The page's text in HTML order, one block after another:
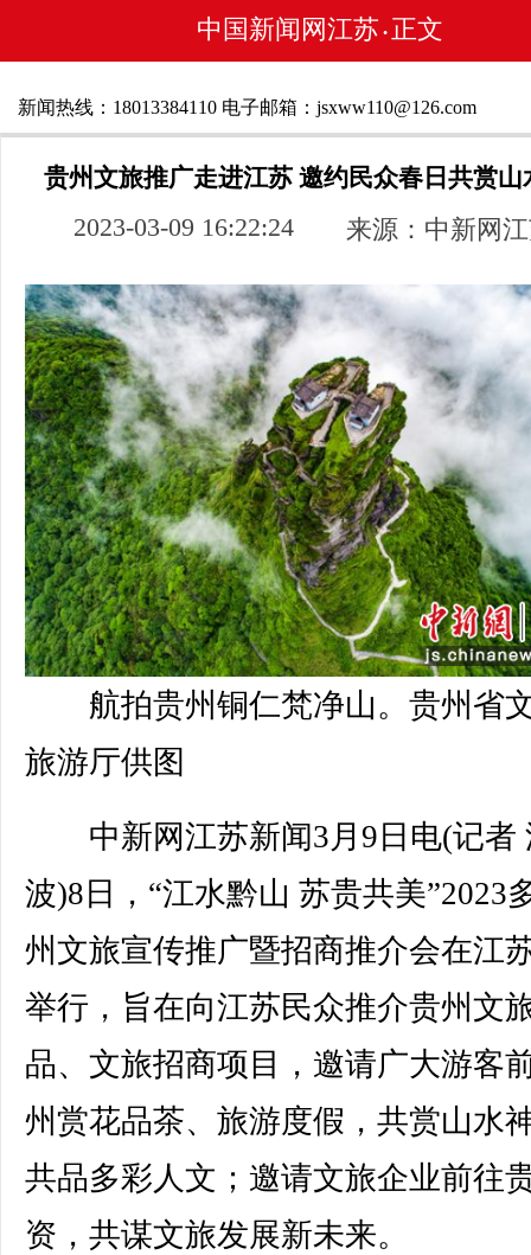
中国新闻网江苏 • 正文
新闻热线：18013384110 电子邮箱：jsxww110@126.com
贵州文旅推广走进江苏 邀约民众春日共赏山
2023-03-09 16:22:24 来源：中新网
航拍贵州铜仁梵净山。贵州省
旅游厅供图
中新网江苏新闻3月9日电(记者
波)8日，“江水黔山 苏贵共美”2023
州文旅宣传推广暨招商推介会在江
举行，旨在向江苏民众推介贵州文
品、文旅招商项目，邀请广大游客
州赏花品茶、旅游度假，共赏山水
共品多彩人文；邀请文旅企业前往
资，共谋文旅发展新未来。